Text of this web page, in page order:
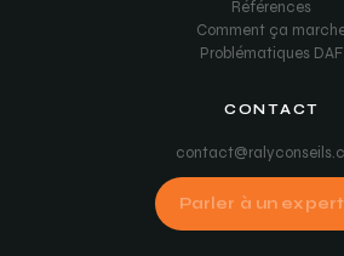
Références
Comment ça
Problématiques DAF
CONTACT
Parler à un